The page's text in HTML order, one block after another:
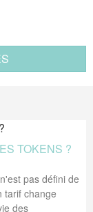
TOKENS ?
pas défini de
tarif change
des